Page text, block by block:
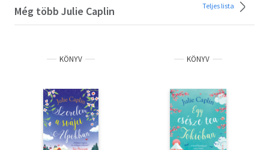
Még több Julie Caplin Teljes lista
KÖNYV KÖNYV